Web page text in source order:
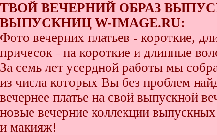
ТВОЙ ВЕЧЕРНИЙ ОБРАЗ
ВЫПУСКНИЦ W-IMAGE.RU:
Фото вечерних платьев - короткие,
причесок - на короткие и длинные
За семь лет усердной работы мы
из числа которых Вы без проблем
вечернее платье на свой выпускной
новые вечерние коллекции
и макияж!